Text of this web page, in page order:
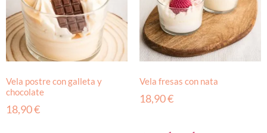
Vela postre con galleta y
chocolate
18,90€
Vela fresas con nata
18,90€